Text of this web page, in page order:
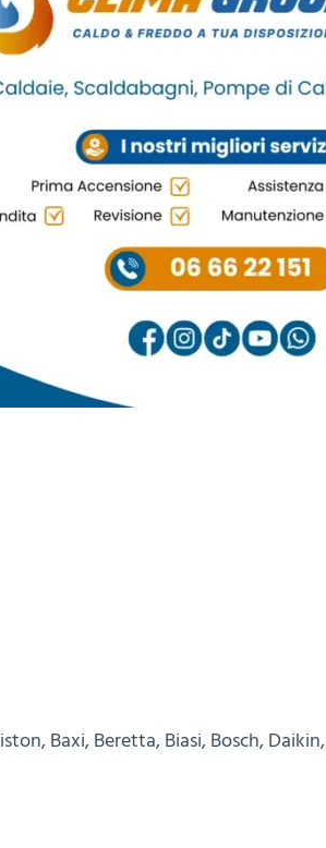
Baxi, Beretta, Biasi, Bosch, Daikin,